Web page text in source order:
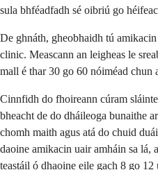
sula bhféadfadh sé oibriú go
De ghnáth, gheobhaidh tú
clinic. Meascann an leigheas le
mall é thar 30 go 60 nóiméad chun
Cinnfidh do fhoireann cúram
bheacht de do dháileoga bunaithe
chomh maith agus atá do chuid
daoine amikacin uair amháin sa lá,
teastáil ó dhaoine eile gach 8 go 12